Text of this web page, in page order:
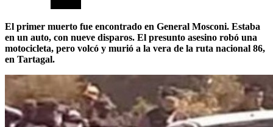
El primer muerto fue encontrado en General Mosconi. Estaba
en un auto, con nueve disparos. El presunto asesino robó una
motocicleta, pero volcó y murió a la vera de la ruta nacional 86,
en Tartagal.